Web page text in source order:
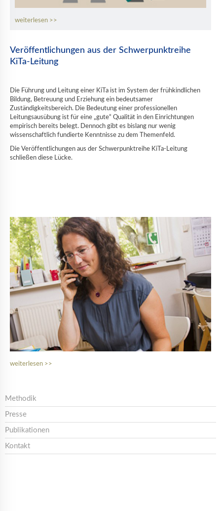
weiterlesen
Veröffentlichungen aus der Schwerpunktreihe
KiTa-Leitung
Die Führung und Leitung einer KiTa ist im System der frühkindlichen
Bildung, Betreuung und Erziehung ein bedeutsamer
Zuständigkeitsbereich. Die Bedeutung einer professionellen
Leitungsausübung ist für eine „gute“ Qualität in den Einrichtungen
empirisch bereits belegt. Dennoch gibt es bislang nur wenig
wissenschaftlich fundierte Kenntnisse zu dem Themenfeld.
Die Veröffentlichungen aus der Schwerpunktreihe KiTa-Leitung
schließen diese Lücke.
weiterlesen
Methodik
Presse
Publikationen
Kontakt